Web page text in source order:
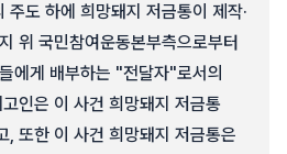
주도 하에 희망돼지 저금통이 제작·
위 국민참여운동본부측으로부터
에게 배부하는 "전달자"로서의
인은 이 사건 희망돼지 저금통
, 또한 이 사건 희망돼지 저금통은